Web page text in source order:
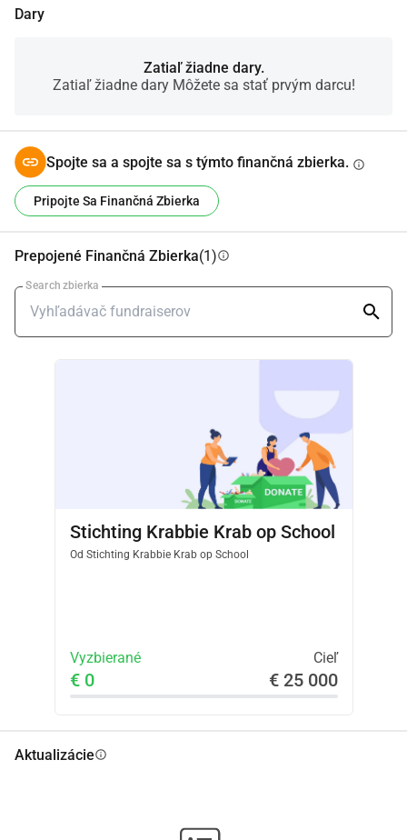
nami?
email: info@krabbiekrab.nl
Dary
Zatiaľ žiadne dary.
Zatiaľ žiadne dary Môžete sa stať prvým darcu!
Spojte sa a spojte sa s týmto finančná zbierka. info
Pripojte Sa Finančná Zbierka
Prepojené Finančná Zbierka(1)info
Search zbierka
Stichting Krabbie Krab op School
Od Stichting Krabbie Krab op School
Vyzbierané Cieľ
€ 0 € 25 000
Aktualizácieinfo